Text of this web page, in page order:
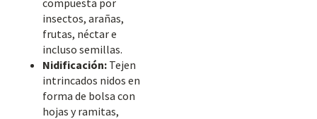
compuesta por
insectos, arañas,
frutas, néctar e
incluso semillas.
Nidificación: Tejen
intrincados nidos en
forma de bolsa con
hojas y ramitas,